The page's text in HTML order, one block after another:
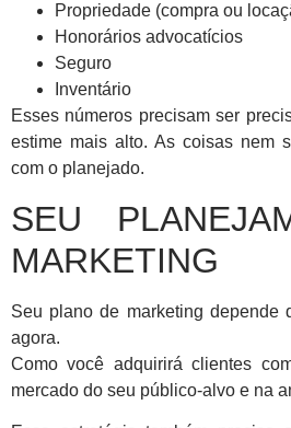
Propriedade (compra ou
Honorários advocatícios
Seguro
Inventário
Esses números precisam ser
estime mais alto. As coisas nem
com o planejado.
SEU
MARKETING
Seu plano de marketing depende
agora.
Como você adquirirá clientes
mercado do seu público-alvo e na